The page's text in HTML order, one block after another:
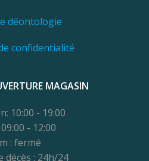
déontologie
confidentialité
MAGASIN
10:00 - 19:00
- 12:00
: fermé
décès : 24h/24